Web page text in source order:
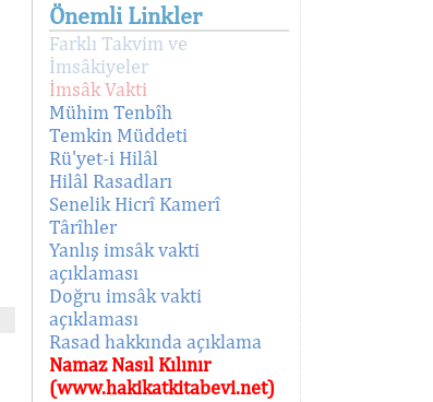
Önemli Linkler
Farklı Takvim ve
İmsâkiyeler
İmsâk Vakti
Mühim Tenbîh
Temkin Müddeti
Rü'yet-i Hilâl
Hilâl Rasadları
Senelik Hicrî Kamerî
Târîhler
Yanlış imsâk vakti
açıklaması
Doğru imsâk vakti
açıklaması
Rasad hakkında açıklama
Namaz Nasıl Kılınır
(www.hakikatkitabevi.net)